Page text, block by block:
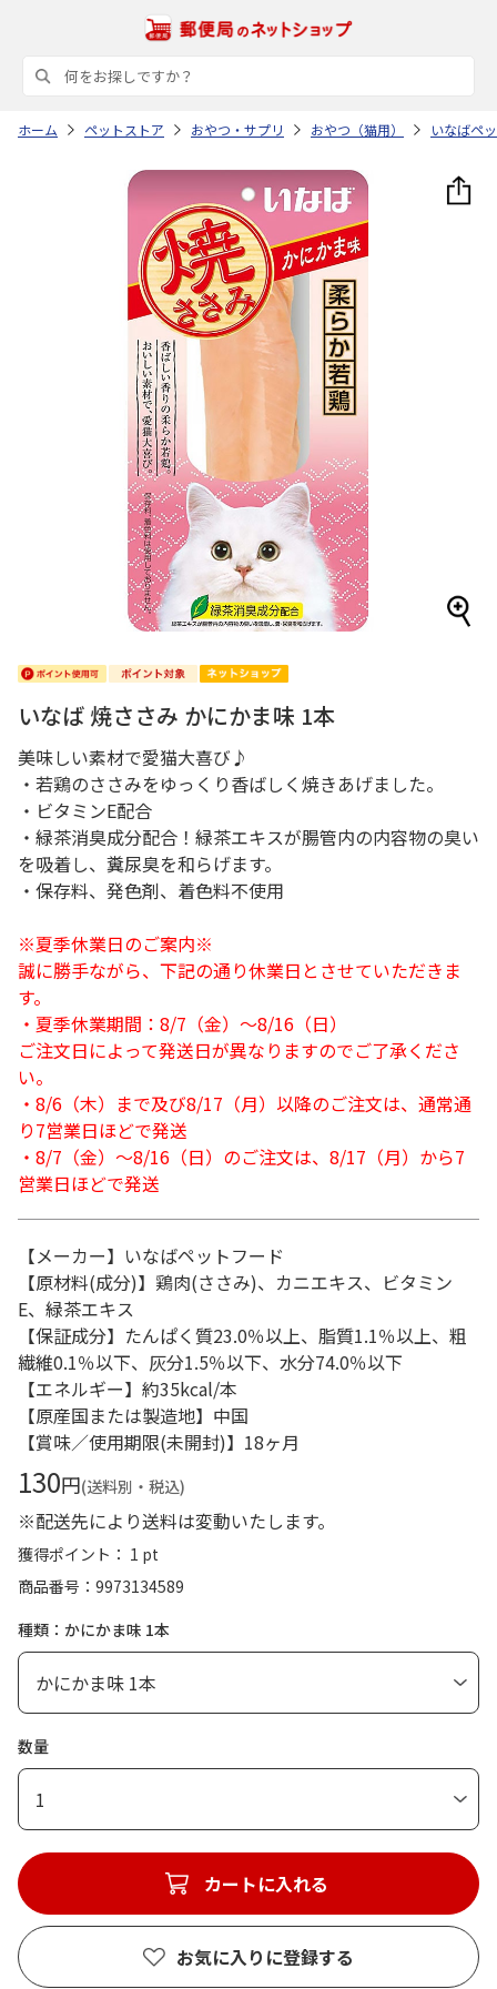
ホーム ペットストア おやつ・サプリ おやつ（猫用） いなばペ
いなば 焼ささみ かにかま味 1本
美味しい素材で愛猫大喜び♪
・若鶏のささみをゆっくり香ばしく焼きあげました。
・ビタミンE配合
・緑茶消臭成分配合！緑茶エキスが腸管内の内容物の臭い
を吸着し、糞尿臭を和らげます。
・保存料、発色剤、着色料不使用
※夏季休業日のご案内※
誠に勝手ながら、下記の通り休業日とさせていただきま
す。
・夏季休業期間：8/7（金）～8/16（日）
ご注文日によって発送日が異なりますのでご了承くださ
い。
・8/6（木）まで及び8/17（月）以降のご注文は、通常通
り7営業日ほどで発送
・8/7（金）～8/16（日）のご注文は、8/17（月）から7
営業日ほどで発送
【メーカー】いなばペットフード
【原材料(成分)】鶏肉(ささみ)、カニエキス、ビタミン
E、緑茶エキス
【保証成分】たんぱく質23.0％以上、脂質1.1％以上、粗
繊維0.1％以下、灰分1.5％以下、水分74.0％以下
【エネルギー】約35kcal/本
【原産国または製造地】中国
【賞味／使用期限(未開封)】18ヶ月
130円(送料別・税込)
※配送先により送料は変動いたします。
獲得ポイント： 1 pt
商品番号
9973134589
種類：かにかま味 1本
数量
1
カートに入れる
お気に入りに登録する